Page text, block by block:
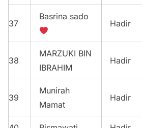
37
Basrina sado
Hadir
38
MARZUKI BIN
IBRAHIM
Hadir
39
Munirah
Mamat
Hadir